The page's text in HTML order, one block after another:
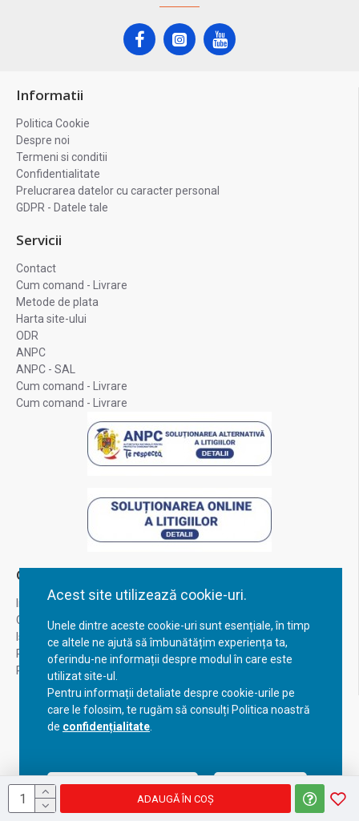
Acest site utilizează cookie-uri.
Unele dintre aceste cookie-uri sunt esențiale, în timp
ce altele ne ajută să îmbunătățim experiența ta,
oferindu-ne informații despre modul în care este
utilizat site-ul.
Pentru informații detaliate despre cookie-urile pe
care le folosim, te rugăm să consulți Politica noastră
de confidențialitate
Acceptă setările curente Configurează
ADAUGĂ ÎN COŞ
Informatii
Politica Cookie
Despre noi
Termeni si conditii
Confidentialitate
Prelucrarea datelor cu caracter personal
GDPR - Datele tale
Servicii
Contact
Cum comand - Livrare
Metode de plata
Harta site-ului
ODR
ANPC
ANPC - SAL
Cum comand - Livrare
Cum comand - Livrare
Contul Meu
Inregistrare
Contul meu
Istoric comenzi
Recuperare parola
Returnare produs
Copyright © 2023, BravoShop, toate drepturile rezervate!